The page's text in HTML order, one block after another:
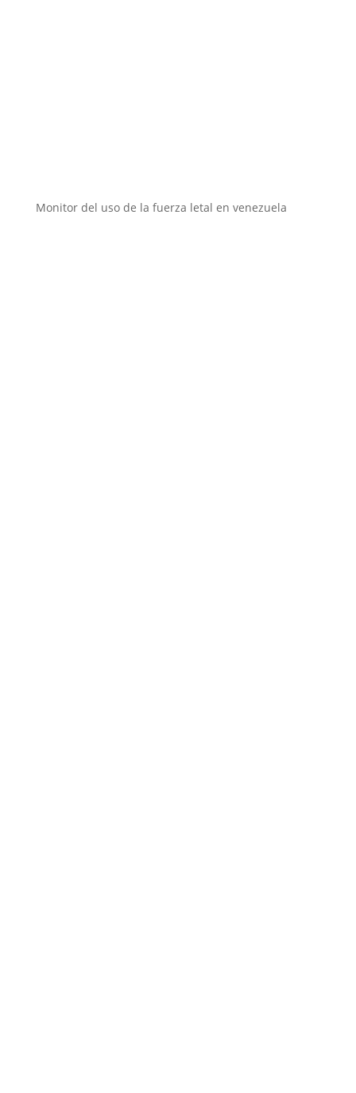
Monitor del uso de la fuerza letal en venezuela